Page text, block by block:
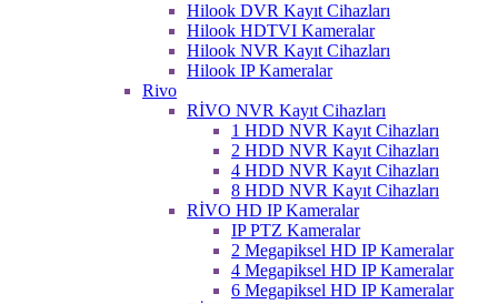
Hilook DVR Kayıt Cihazları
Hilook HDTVI Kameralar
Hilook NVR Kayıt Cihazları
Hilook IP Kameralar
Rivo
RİVO NVR Kayıt Cihazları
1 HDD NVR Kayıt Cihazları
2 HDD NVR Kayıt Cihazları
4 HDD NVR Kayıt Cihazları
8 HDD NVR Kayıt Cihazları
RİVO HD IP Kameralar
IP PTZ Kameralar
2 Megapiksel HD IP Kameralar
4 Megapiksel HD IP Kameralar
6 Megapiksel HD IP Kameralar